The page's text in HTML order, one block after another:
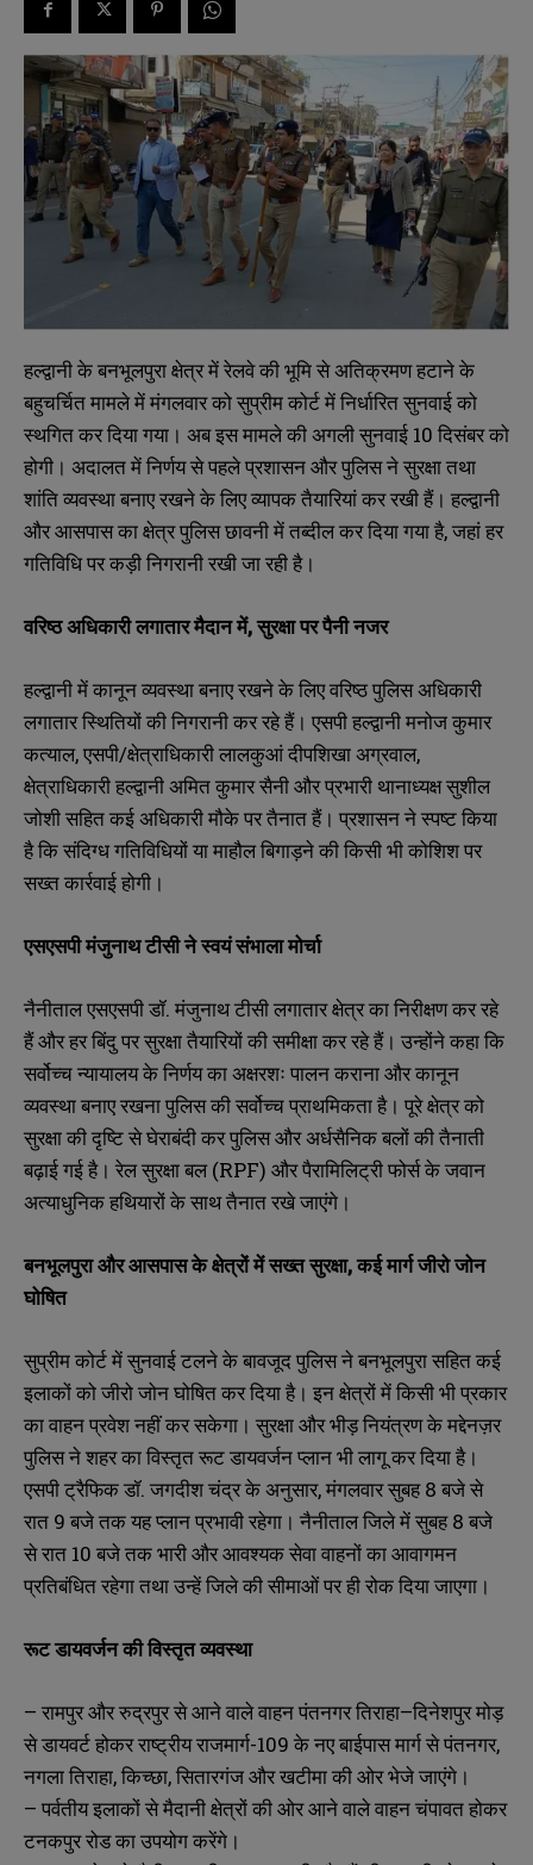
हल्द्वानी के बनभूलपुरा क्षेत्र में रेलवे की भूमि से अतिक्रमण हटाने के
बहुचर्चित मामले में मंगलवार को सुप्रीम कोर्ट में निर्धारित सुनवाई को
स्थगित कर दिया गया। अब इस मामले की अगली सुनवाई 10 दिसंबर को
होगी। अदालत में निर्णय से पहले प्रशासन और पुलिस ने सुरक्षा तथा
शांति व्यवस्था बनाए रखने के लिए व्यापक तैयारियां कर रखी हैं। हल्द्वानी
और आसपास का क्षेत्र पुलिस छावनी में तब्दील कर दिया गया है, जहां हर
गतिविधि पर कड़ी निगरानी रखी जा रही है।
वरिष्ठ अधिकारी लगातार मैदान में, सुरक्षा पर पैनी नजर
हल्द्वानी में कानून व्यवस्था बनाए रखने के लिए वरिष्ठ पुलिस अधिकारी
लगातार स्थितियों की निगरानी कर रहे हैं। एसपी हल्द्वानी मनोज कुमार
कत्याल, एसपी/क्षेत्राधिकारी लालकुआं दीपशिखा अग्रवाल,
क्षेत्राधिकारी हल्द्वानी अमित कुमार सैनी और प्रभारी थानाध्यक्ष सुशील
जोशी सहित कई अधिकारी मौके पर तैनात हैं। प्रशासन ने स्पष्ट किया
है कि संदिग्ध गतिविधियों या माहौल बिगाड़ने की किसी भी कोशिश पर
सख्त कार्रवाई होगी।
एसएसपी मंजुनाथ टीसी ने स्वयं संभाला मोर्चा
नैनीताल एसएसपी डॉ. मंजुनाथ टीसी लगातार क्षेत्र का निरीक्षण कर रहे
हैं और हर बिंदु पर सुरक्षा तैयारियों की समीक्षा कर रहे हैं। उन्होंने कहा कि
सर्वोच्च न्यायालय के निर्णय का अक्षरशः पालन कराना और कानून
व्यवस्था बनाए रखना पुलिस की सर्वोच्च प्राथमिकता है। पूरे क्षेत्र को
सुरक्षा की दृष्टि से घेराबंदी कर पुलिस और अर्धसैनिक बलों की तैनाती
बढ़ाई गई है। रेल सुरक्षा बल (RPF) और पैरामिलिट्री फोर्स के जवान
अत्याधुनिक हथियारों के साथ तैनात रखे जाएंगे।
बनभूलपुरा और आसपास के क्षेत्रों में सख्त सुरक्षा, कई मार्ग जीरो जोन
घोषित
सुप्रीम कोर्ट में सुनवाई टलने के बावजूद पुलिस ने बनभूलपुरा सहित कई
इलाकों को जीरो जोन घोषित कर दिया है। इन क्षेत्रों में किसी भी प्रकार
का वाहन प्रवेश नहीं कर सकेगा। सुरक्षा और भीड़ नियंत्रण के मद्देनज़र
पुलिस ने शहर का विस्तृत रूट डायवर्जन प्लान भी लागू कर दिया है।
एसपी ट्रैफिक डॉ. जगदीश चंद्र के अनुसार, मंगलवार सुबह 8 बजे से
रात 9 बजे तक यह प्लान प्रभावी रहेगा। नैनीताल जिले में सुबह 8 बजे
से रात 10 बजे तक भारी और आवश्यक सेवा वाहनों का आवागमन
प्रतिबंधित रहेगा तथा उन्हें जिले की सीमाओं पर ही रोक दिया जाएगा।
रूट डायवर्जन की विस्तृत व्यवस्था
– रामपुर और रुद्रपुर से आने वाले वाहन पंतनगर तिराहा–दिनेशपुर मोड़
से डायवर्ट होकर राष्ट्रीय राजमार्ग-109 के नए बाईपास मार्ग से पंतनगर,
नगला तिराहा, किच्छा, सितारगंज और खटीमा की ओर भेजे जाएंगे।
– पर्वतीय इलाकों से मैदानी क्षेत्रों की ओर आने वाले वाहन चंपावत होकर
टनकपुर रोड का उपयोग करेंगे।